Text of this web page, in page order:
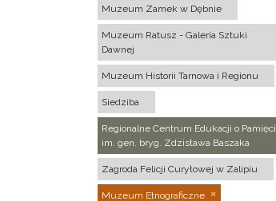
Muzeum Zamek w Dębnie
Muzeum Ratusz - Galeria Sztuki
Dawnej
Muzeum Historii Tarnowa i Regionu
Siedziba
Regionalne Centrum Edukacji o Pamięci
im. gen. bryg. Zdzisława Baszaka
Zagroda Felicji Curyłowej w Zalipiu
Muzeum Etnograficzne